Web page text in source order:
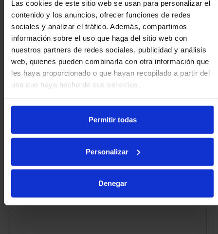
Las cookies de este sitio web se usan para personalizar el
contenido y los anuncios, ofrecer funciones de redes
sociales y analizar el tráfico. Además, compartimos
información sobre el uso que haga del sitio web con
nuestros partners de redes sociales, publicidad y análisis
web, quienes pueden combinarla con otra información que
les haya proporcionado o que hayan recopilado a partir del
uso que haya hecho de sus servicios.
Permitir todas
Personalizar
Denegar
+44 1453 873345
info@omnitrack.com